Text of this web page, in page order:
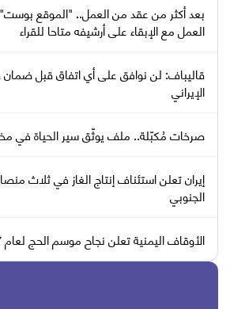
بعد أكثر من عقد من العمل.. "الموقع
العمل مع الإبقاء على أرشيفه متاحا للقراء
قاليباف: لن نوافق على أي اتفاق قبل
الإيراني
صرخات مُكبّلة.. ملف يوثّق سير الحياة في
إيران تعلن استئناف إنتاج الغاز في ثلاث
الجنوبي
الأوقاف اليمنية تعلن نجاح موسم الحج لعام 1447هـ